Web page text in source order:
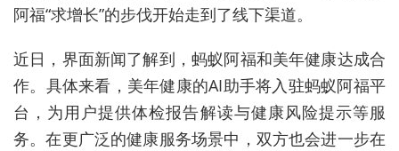
阿福“求增长”的步伐开始走到了线下渠道。
近日，界面新闻了解到，蚂蚁阿福和美年健康达成合
作。具体来看， 美年健康的AI助手将入驻蚂蚁阿福平
台，为用户提供体检报告解读与健康风险提示等服
务。在更广泛的健康服务场景中，双方也会进一步在